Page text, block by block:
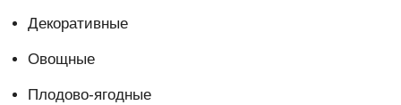
Декоративные
Овощные
Плодово-ягодные